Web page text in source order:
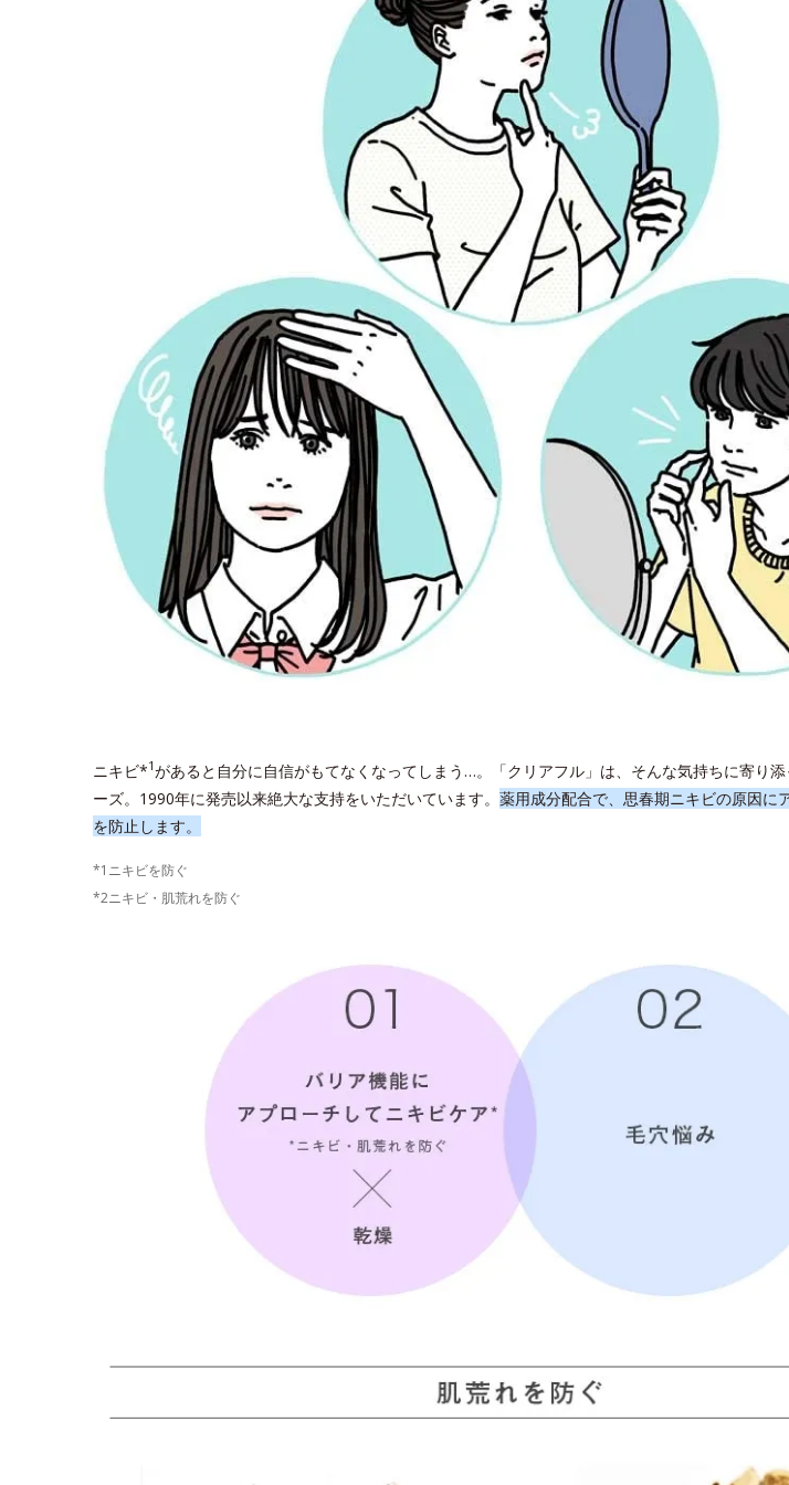
ニキビ*1があると自分に自信がもてなくなってしまう…。「クリアフル」は、そんな気持ちに寄り
ーズ。1990年に発売以来絶大な支持をいただいています。 薬用成分配合で、思春期ニキビの原因に
を防止します。
*1ニキビを防ぐ
*2ニキビ・肌荒れを防ぐ